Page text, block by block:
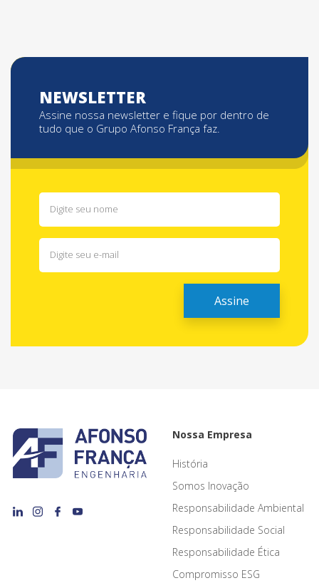
NEWSLETTER
Assine nossa newsletter e fique por dentro de
tudo que o Grupo Afonso França faz.
Nossa Empresa
História
Somos Inovação
Responsabilidade Ambiental
Responsabilidade Social
Responsabilidade Ética
Compromisso ESG